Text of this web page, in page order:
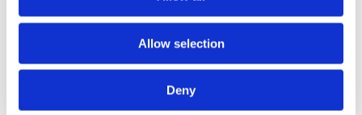
Allow selection
Deny
c'è aggravante dei
“futili motivi"